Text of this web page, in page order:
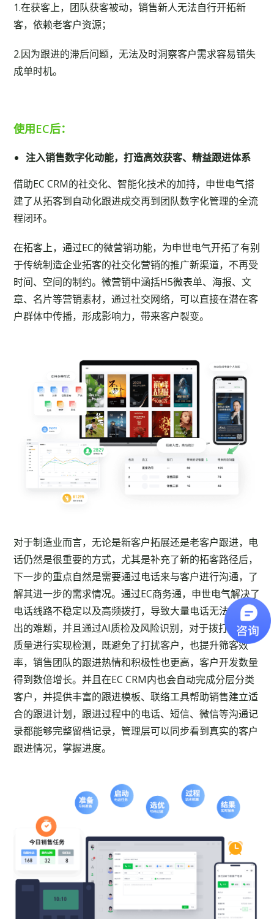
1.在获客上，团队获客被动，销售新人无法自行开拓新
客，依赖老客户资源；
2.因为跟进的滞后问题，无法及时洞察客户需求容易错失
成单时机。
使用EC后：
注入销售数字化动能，打造高效获客、精益跟进体系
借助EC CRM的社交化、智能化技术的加持，申世电气搭
建了从拓客到自动化跟进成交再到团队数字化管理的全流
程闭环。
在拓客上，通过EC的微营销功能，为申世电气开拓了有别
于传统制造企业拓客的社交化营销的推广新渠道，不再受
时间、空间的制约。微营销中涵括H5微表单、海报、文
章、名片等营销素材，通过社交网络，可以直接在潜在客
户群体中传播，形成影响力，带来客户裂变。
对于制造业而言，无论是新客户拓展还是老客户跟进，电
话仍然是很重要的方式，尤其是补充了新的拓客路径后，
下一步的重点自然是需要通过电话来与客户进行沟通，了
解其进一步的需求情况。通过EC商务通，申世电气解决了
电话线路不稳定以及高频拨打，导致大量电话无法正常呼
出的难题，并且通过AI质检及风险识别，对于拨打的号码
质量进行实现检测，既避免了打扰客户，也提升筛客效
率，销售团队的跟进热情和积极性也更高，客户开发数量
得到数倍增长。并且在EC CRM内也会自动完成分层分类
客户，并提供丰富的跟进模板、联络工具帮助销售建立适
合的跟进计划，跟进过程中的电话、短信、微信等沟通记
录都能够完整留档记录，管理层可以同步看到真实的客户
跟进情况，掌握进度。